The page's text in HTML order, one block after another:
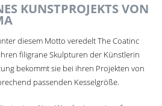
KUNSTPROJEKTS VON
diesem Motto veredelt The Coatinc
filigrane Skulpturen der Künstlerin
bekommt sie bei ihren Projekten von
passenden Kesselgröße.